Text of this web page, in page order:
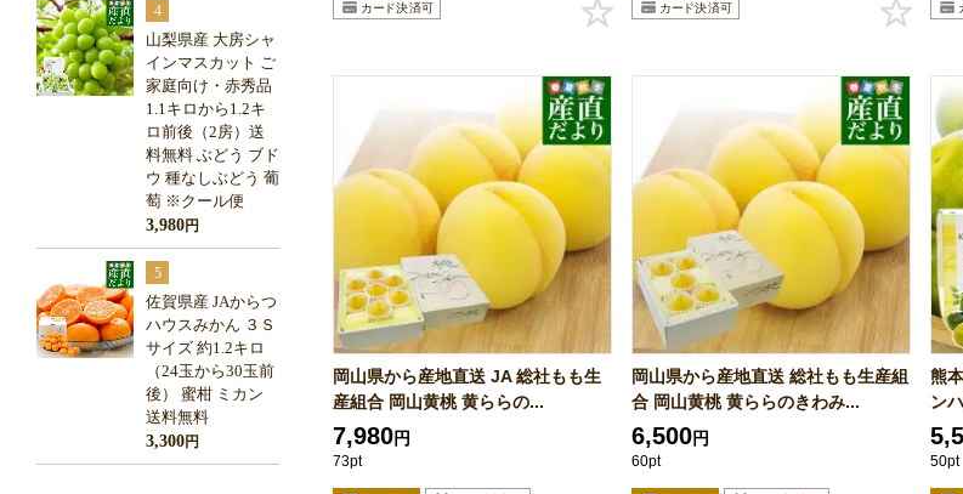
岡山県から産地直送 JA 総社もも生
産組合 岡山黄桃 黄ららの...
7,980円
73pt
岡山県から産地直送 総社もも生産組
合 岡山黄桃 黄ららのきわみ...
6,500円
60pt
熊
ン
50pt
4
山梨県産 大房シャ
インマスカット ご
家庭向け・赤秀品
1.1キロから1.2キ
ロ前後（2房）送
料無料 ぶどう ブド
ウ 種なしぶどう 葡
萄 ※クール便
3,980円
5
佐賀県産 JAからつ
ハウスみかん ３Ｓ
サイズ 約1.2キロ
（24玉から30玉前
後） 蜜柑 ミカン
送料無料
3,300円